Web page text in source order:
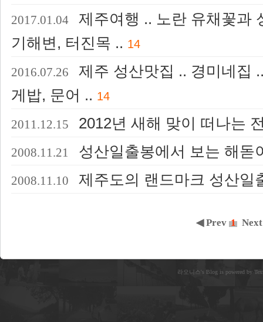
2017.01.04
제주여행 .. 노란 유채꽃과
기해변, 터진목 .. 14
2016.07.26
제주 성산맛집 .. 경미네집
게밥, 문어 .. 14
2011.12.15 2012년 새해 맞이 떠나는
2008.11.21 성산일출봉에서 보는 해돋
2008.11.10 제주도의 랜드마크 성산일
◀ Prev 1
라오니스's Blog is powered by